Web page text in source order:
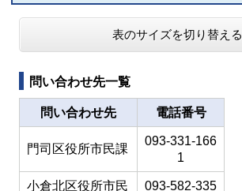
表のサイズを切り替える
問い合わせ先一覧
問い合わせ先 電話番号
門司区役所市民課
093-331-166
1
小倉北区役所市民
093-582-335